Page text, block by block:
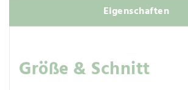
Eigenschaften
Größe & Schnitt